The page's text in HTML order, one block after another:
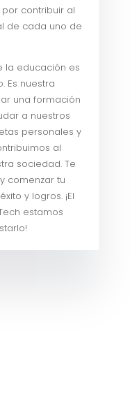
contribuir al
de cada uno de
la educación es
Es nuestra
una formación
a nuestros
personales y
al
sociedad. Te
comenzar tu
y logros. ¡El
estamos